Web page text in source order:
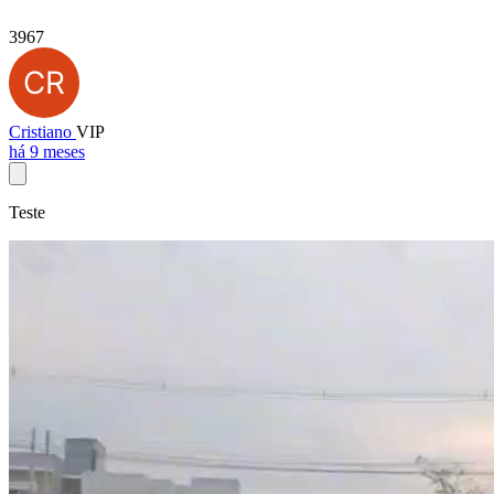
3967
Cristiano VIP
há 9 meses
Teste